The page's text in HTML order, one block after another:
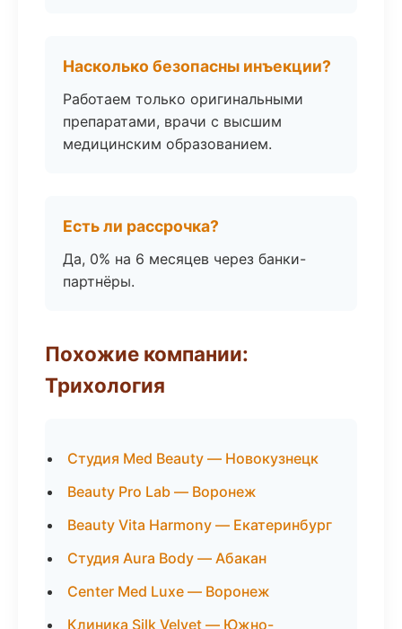
Насколько безопасны инъекции?
Работаем только оригинальными
препаратами, врачи с высшим
медицинским образованием.
Есть ли рассрочка?
Да, 0% на 6 месяцев через банки-
партнёры.
Похожие компании:
Трихология
Студия Med Beauty — Новокузнецк
Beauty Pro Lab — Воронеж
Beauty Vita Harmony — Екатеринбург
Студия Aura Body — Абакан
Center Med Luxe — Воронеж
Клиника Silk Velvet — Южно-